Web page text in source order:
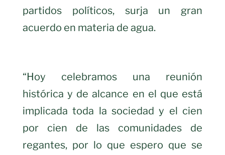
partidos políticos, surja un gran
acuerdo en materia de agua.
“Hoy celebramos una reunión
histórica y de alcance en el que está
implicada toda la sociedad y el cien
por cien de las comunidades de
regantes, por lo que espero que se